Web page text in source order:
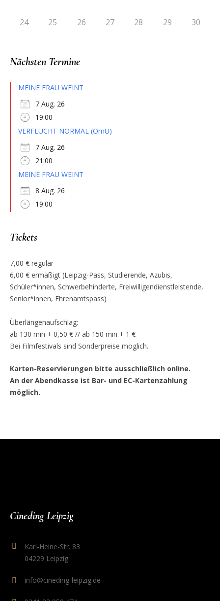
24 25 26 27 28 29 30
Nächsten Termine
MEINE FRAU WEINT
7 Aug. 26
19:00
VERFLUCHT NORMAL (OmU)
7 Aug. 26
21:00
MEINE FRAU WEINT
8 Aug. 26
19:00
Tickets
7,00 € regulär
6,00 € ermäßigt (Leipzig-Pass, Studierende, Azubis,
Schüler*innen, Schwerbehinderte, Freiwilligendienstleistende,
Senior*innen, Ehrenamtspass)
Überlängenaufschlag:
ab 130 min + 0,50 € // ab 150 min + 1 €
Bei Filmfestivals sind Sonderpreise möglich.
Karten-Reservierungen bitte ausschließlich online.
An der Abendkasse ist Bar- und EC-Kartenzahlung
möglich.
Cineding Leipzig
Karl-Heine-Str. 83
04229 Leipzig
info@cineding-leipzig.de